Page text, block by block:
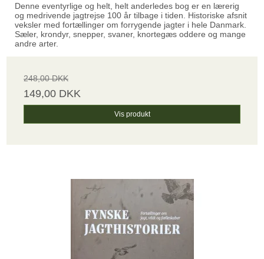
Denne eventyrlige og helt, helt anderledes bog er en lærerig
og medrivende jagtrejse 100 år tilbage i tiden. Historiske afsnit
veksler med fortællinger om forrygende jagter i hele Danmark.
Sæler, krondyr, snepper, svaner, knortegæs oddere og mange
andre arter.
248,00 DKK
149,00 DKK
Vis produkt